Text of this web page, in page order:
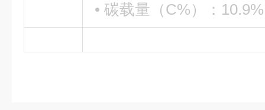
• 碳载量（C%）：